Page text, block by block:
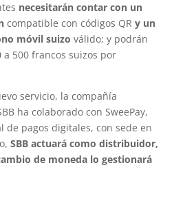
necesitarán contar con un
compatible con códigos QR y un
móvil suizo válido; y podrán
500 francos suizos por
servicio, la compañía
ha colaborado con SweePay,
de pagos digitales, con sede en
SBB actuará como distribuidor,
de moneda lo gestionará